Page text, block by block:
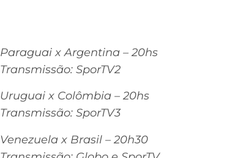
Paraguai x Argentina – 20hs
Transmissão: SporTV2
Uruguai x Colômbia – 20hs
Transmissão: SporTV3
Venezuela x Brasil – 20h30